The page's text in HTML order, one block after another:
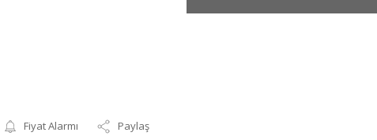
Fiyat Alarmı Paylaş